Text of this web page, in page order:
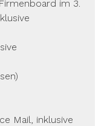
im 3.
Mail, inklusive